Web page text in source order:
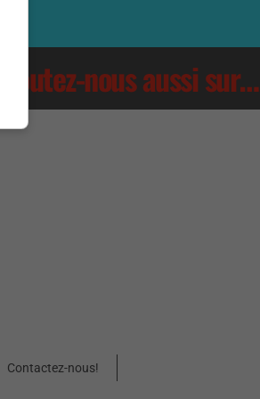
Écoutez-nous aussi sur…
Contactez-nous!